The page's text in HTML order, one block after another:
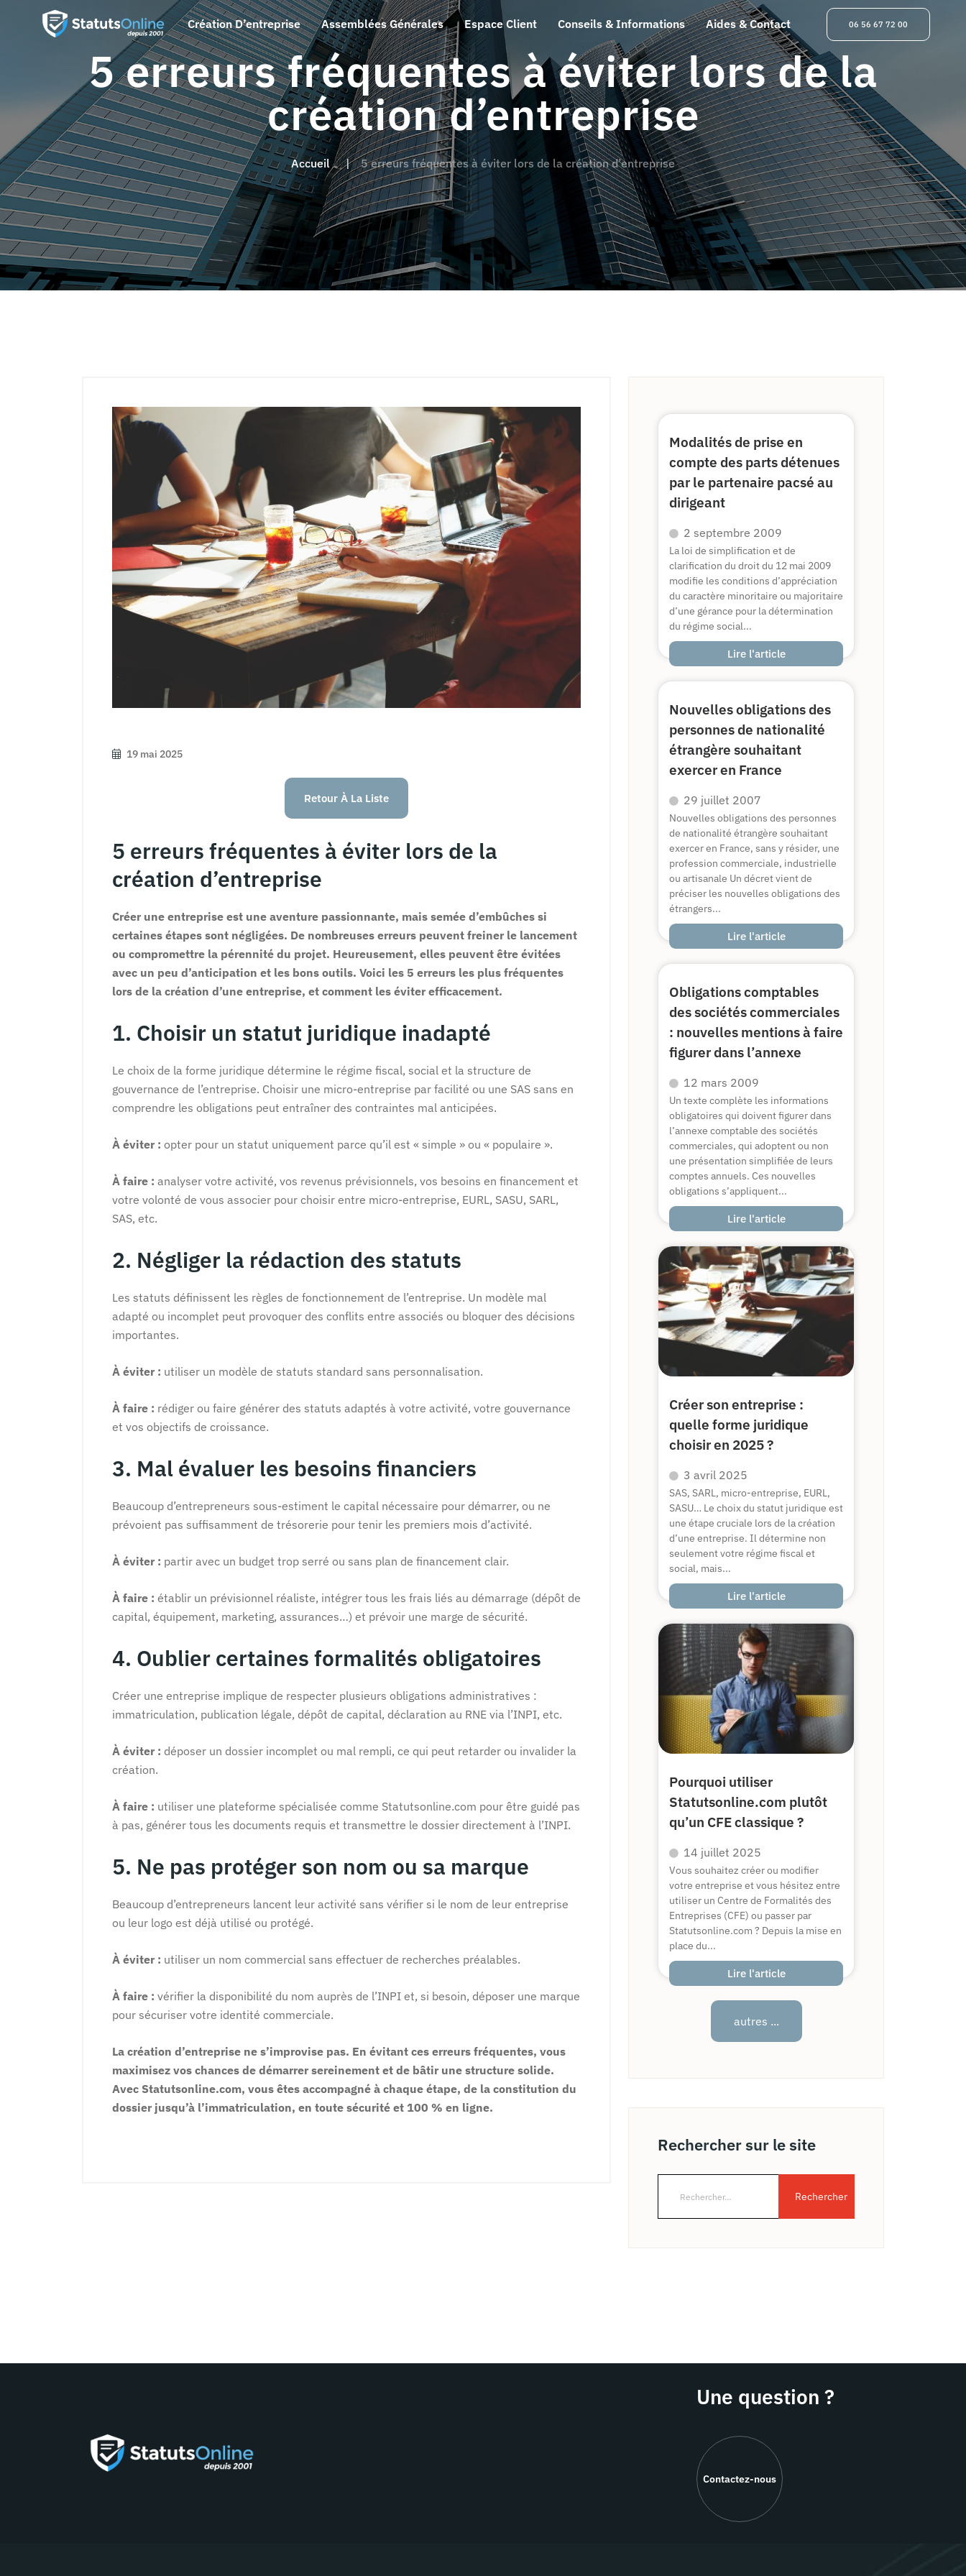
Création D’entreprise Assemblées Générales Espace Client Conseils & Informations Aides & Contact 06 56 67 72 00
5 erreurs fréquentes à éviter lors de la
création d’entreprise
Accueil 5 erreurs fréquentes à éviter lors de la création d’entreprise
19 mai 2025
Retour À La Liste
5 erreurs fréquentes à éviter lors de la
création d’entreprise
Créer une entreprise est une aventure passionnante, mais semée d’embûches si
certaines étapes sont négligées. De nombreuses erreurs peuvent freiner le lancement
ou compromettre la pérennité du projet. Heureusement, elles peuvent être évitées
avec un peu d’anticipation et les bons outils. Voici les 5 erreurs les plus fréquentes
lors de la création d’une entreprise, et comment les éviter efficacement.
1. Choisir un statut juridique inadapté
Le choix de la forme juridique détermine le régime fiscal, social et la structure de
gouvernance de l’entreprise. Choisir une micro-entreprise par facilité ou une SAS sans en
comprendre les obligations peut entraîner des contraintes mal anticipées.
À éviter : opter pour un statut uniquement parce qu’il est « simple » ou « populaire ».
À faire : analyser votre activité, vos revenus prévisionnels, vos besoins en financement et
votre volonté de vous associer pour choisir entre micro-entreprise, EURL, SASU, SARL,
SAS, etc.
2. Négliger la rédaction des statuts
Les statuts définissent les règles de fonctionnement de l’entreprise. Un modèle mal
adapté ou incomplet peut provoquer des conflits entre associés ou bloquer des décisions
importantes.
À éviter : utiliser un modèle de statuts standard sans personnalisation.
À faire : rédiger ou faire générer des statuts adaptés à votre activité, votre gouvernance
et vos objectifs de croissance.
3. Mal évaluer les besoins financiers
Beaucoup d’entrepreneurs sous-estiment le capital nécessaire pour démarrer, ou ne
prévoient pas suffisamment de trésorerie pour tenir les premiers mois d’activité.
À éviter : partir avec un budget trop serré ou sans plan de financement clair.
À faire : établir un prévisionnel réaliste, intégrer tous les frais liés au démarrage (dépôt de
capital, équipement, marketing, assurances…) et prévoir une marge de sécurité.
4. Oublier certaines formalités obligatoires
Créer une entreprise implique de respecter plusieurs obligations administratives :
immatriculation, publication légale, dépôt de capital, déclaration au RNE via l’INPI, etc.
À éviter : déposer un dossier incomplet ou mal rempli, ce qui peut retarder ou invalider la
création.
À faire : utiliser une plateforme spécialisée comme Statutsonline.com pour être guidé pas
à pas, générer tous les documents requis et transmettre le dossier directement à l’INPI.
5. Ne pas protéger son nom ou sa marque
Beaucoup d’entrepreneurs lancent leur activité sans vérifier si le nom de leur entreprise
ou leur logo est déjà utilisé ou protégé.
À éviter : utiliser un nom commercial sans effectuer de recherches préalables.
À faire : vérifier la disponibilité du nom auprès de l’INPI et, si besoin, déposer une marque
pour sécuriser votre identité commerciale.
La création d’entreprise ne s’improvise pas. En évitant ces erreurs fréquentes, vous
maximisez vos chances de démarrer sereinement et de bâtir une structure solide.
Avec Statutsonline.com, vous êtes accompagné à chaque étape, de la constitution du
dossier jusqu’à l’immatriculation, en toute sécurité et 100 % en ligne.
Modalités de prise en
compte des parts détenues
par le partenaire pacsé au
dirigeant
2 septembre 2009
La loi de simplification et de
clarification du droit du 12 mai 2009
modifie les conditions d’appréciation
du caractère minoritaire ou majoritaire
d’une gérance pour la détermination
du régime social...
Lire l'article
Nouvelles obligations des
personnes de nationalité
étrangère souhaitant
exercer en France
29 juillet 2007
Nouvelles obligations des personnes
de nationalité étrangère souhaitant
exercer en France, sans y résider, une
profession commerciale, industrielle
ou artisanale Un décret vient de
préciser les nouvelles obligations des
étrangers...
Lire l'article
Obligations comptables
des sociétés commerciales
: nouvelles mentions à faire
figurer dans l’annexe
12 mars 2009
Un texte complète les informations
obligatoires qui doivent figurer dans
l’annexe comptable des sociétés
commerciales, qui adoptent ou non
une présentation simplifiée de leurs
comptes annuels. Ces nouvelles
obligations s’appliquent...
Lire l'article
Créer son entreprise :
quelle forme juridique
choisir en 2025 ?
3 avril 2025
SAS, SARL, micro-entreprise, EURL,
SASU… Le choix du statut juridique est
une étape cruciale lors de la création
d’une entreprise. Il détermine non
seulement votre régime fiscal et
social, mais...
Lire l'article
Pourquoi utiliser
Statutsonline.com plutôt
qu’un CFE classique ?
14 juillet 2025
Vous souhaitez créer ou modifier
votre entreprise et vous hésitez entre
utiliser un Centre de Formalités des
Entreprises (CFE) ou passer par
Statutsonline.com ? Depuis la mise en
place du...
Lire l'article
autres ...
Rechercher sur le site
Une question ?
Contactez-nous